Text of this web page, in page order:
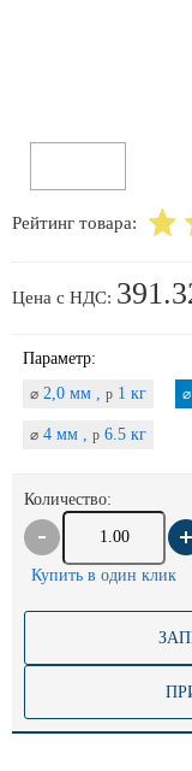
Рейтинг товара:
Цена с НДС:
Параметр:
⌀ 2,0 мм , p 1 кг ⌀
⌀ 4 мм , p 6.5 кг
Количество:
Купить в один клик